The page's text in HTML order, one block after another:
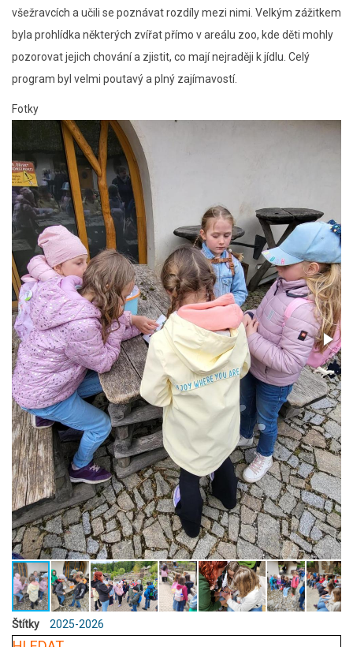
všežravcích a učili se poznávat rozdíly mezi nimi. Velkým zážitkem
byla prohlídka některých zvířat přímo v areálu zoo, kde děti mohly
pozorovat jejich chování a zjistit, co mají nejraději k jídlu. Celý
program byl velmi poutavý a plný zajímavostí.
Fotky
Štítky 2025-2026